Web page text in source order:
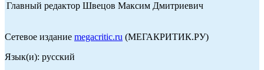
Главный редактор Швецов Максим Дмитриевич
Сетевое издание megacritic.ru (МЕГАКРИТИК.РУ)
Язык(и): русский